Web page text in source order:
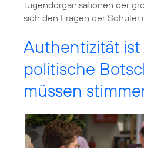
Jugendorganisationen der
sich den Fragen der
Authentizität ist
politische
müssen